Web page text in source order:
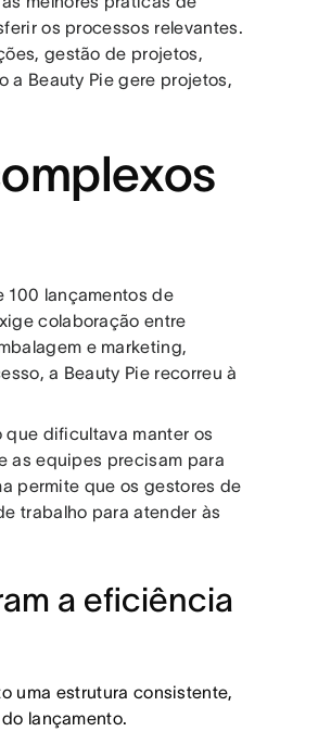
os processos relevantes.
gestão de projetos,
a Beauty Pie gere projetos,
100 lançamentos de
colaboração entre
e marketing,
a Beauty Pie recorreu à
que dificultava manter os
as equipes precisam para
permite que os gestores de
trabalho para atender às
a eficiência
uma estrutura consistente,
lançamento.